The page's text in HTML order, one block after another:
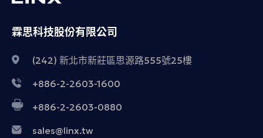
霖思科技股份有限公司
(242) 新北市新莊區思源路555號25樓
+886-2-2603-1600
+886-2-2603-0880
sales@linx.tw